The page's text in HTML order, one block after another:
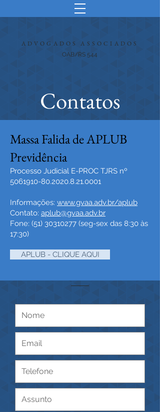
OAB/RS 544
ADVOGADOS ASSOCIADOS
Contatos
Massa Falida de APLUB
Previdência
Processo Judicial E-PROC TJRS nº
5061910-80.2020.8.21.0001
Informações: www.gvaa.adv.br/aplub
Contato: aplub@gvaa.adv.br
Fone: (51) 30310277 (seg-sex das 8:30 às
17:30)
APLUB - CLIQUE AQUI